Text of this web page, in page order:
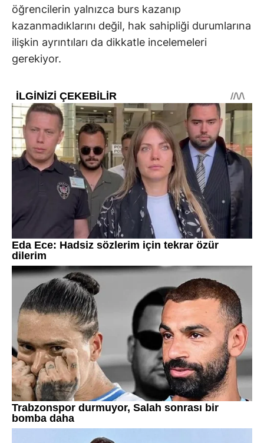
öğrencilerin yalnızca burs kazanıp
kazanmadıklarını değil, hak sahipliği durumlarına
ilişkin ayrıntıları da dikkatle incelemeleri
gerekiyor.